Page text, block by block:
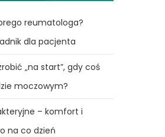
reumatologa?
dla pacjenta
„na start”, gdy coś
moczowym?
– komfort i
na co dzień